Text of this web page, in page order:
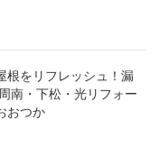
をリフレッシュ！漏
南・下松・光リフォー
おつか